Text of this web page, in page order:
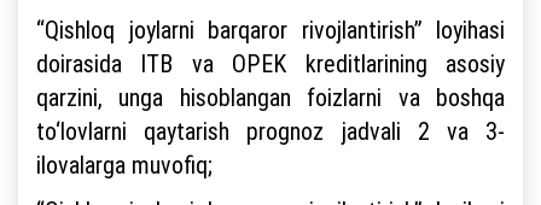
“Qishloq joylarni barqaror rivojlantirish” loyihasi
doirasida ITB va OPEK kreditlarining asosiy
qarzini, unga hisoblangan foizlarni va boshqa
to‘lovlarni qaytarish prognoz jadvali 2 va 3-
ilovalarga muvofiq;